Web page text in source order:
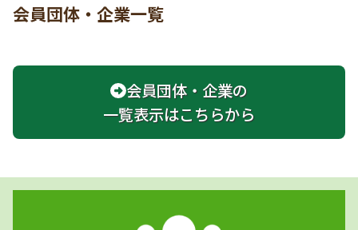
会員団体・企業一覧
会員団体・企業の
一覧表示はこちらから